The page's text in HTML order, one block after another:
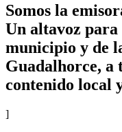
Somos la
Un altavoz
municipio y de
Guadalhorce, a
contenido local
]